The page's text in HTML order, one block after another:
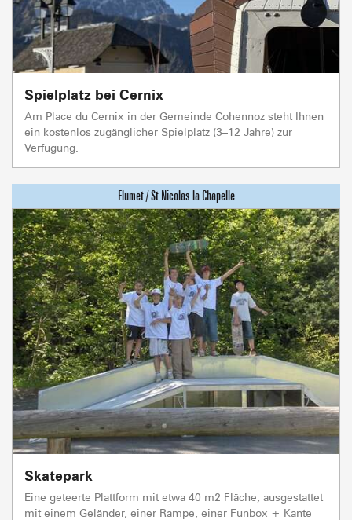
Spielplatz bei Cernix
Am Place du Cernix in der Gemeinde Cohennoz steht Ihnen
ein kostenlos zugänglicher Spielplatz (3–12 Jahre) zur
Verfügung.
Skatepark
Eine geteerte Plattform mit etwa 40 m2 Fläche, ausgestattet
mit einem Geländer, einer Rampe, einer Funbox + Kante